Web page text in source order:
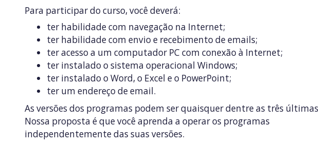
Para participar do curso, você deverá:
ter habilidade com navegação na Internet;
ter habilidade com envio e recebimento de emails;
ter acesso a um computador PC com conexão à Internet;
ter instalado o sistema operacional Windows;
ter instalado o Word, o Excel e o PowerPoint;
ter um endereço de email.
As versões dos programas podem ser quaisquer dentre as três
Nossa proposta é que você aprenda a operar os programas
independentemente das suas versões.